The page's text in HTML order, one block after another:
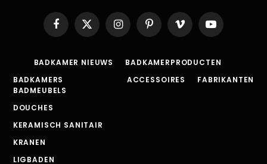
Facebook
X
(Twitter)
InstagramPinterestVimeo YouTube
BADKAMER NIEUWS
BADKAMERPRODUCTEN
BADKAMERS
BADMEUBELS
DOUCHES
KERAMISCH SANITAIR
KRANEN
LIGBADEN
ACCESSOIRES FABRIKANTEN